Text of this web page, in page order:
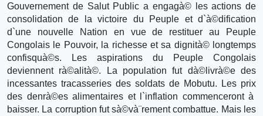
Gouvernement de Salut Public a engagà© les actions de
consolidation de la victoire du Peuple et d`à©dification
d`une nouvelle Nation en vue de restituer au Peuple
Congolais le Pouvoir, la richesse et sa dignità© longtemps
confisquà©s. Les aspirations du Peuple Congolais
deviennent rà©alità©. La population fut dà©livrà©e des
incessantes tracasseries des soldats de Mobutu. Les prix
des denrà©es alimentaires et l`inflation commenceront à
baisser. La corruption fut sà©và¨rement combattue. Mais les